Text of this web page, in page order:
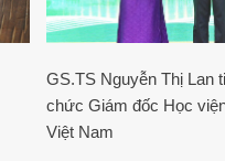
GS.TS Nguyễn Thị Lan
chức Giám đốc Học
Việt Nam